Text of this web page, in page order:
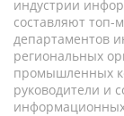
индустрии
составляют
департаментов
региональных
промышленных
руководители и
информационных